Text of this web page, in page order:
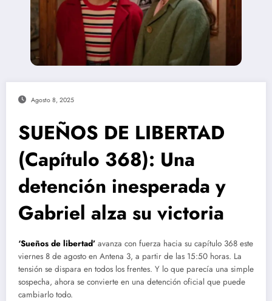
Agosto 8, 2025
SUEÑOS DE LIBERTAD
(Capítulo 368): Una
detención inesperada y
Gabriel alza su victoria
‘Sueños de libertad’ avanza con fuerza hacia su capítulo 368 este
viernes 8 de agosto en Antena 3, a partir de las 15:50 horas. La
tensión se dispara en todos los frentes. Y lo que parecía una simple
sospecha, ahora se convierte en una detención oficial que puede
cambiarlo todo.